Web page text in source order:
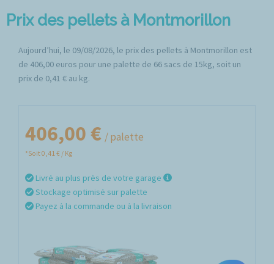
Prix des pellets à Montmorillon
Aujourd’hui, le 09/08/2026, le prix des pellets à Montmorillon est
de 406,00 euros pour une palette de 66 sacs de 15kg, soit un
prix de 0,41 € au kg.
406,00 € / palette
*Soit 0,41 € / Kg
Livré au plus près de votre garage
Stockage optimisé sur palette
Payez à la commande ou à la livraison